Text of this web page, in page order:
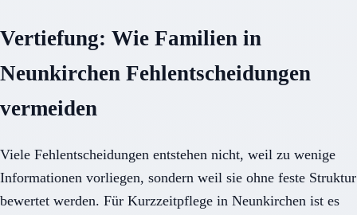
Vertiefung: Wie Familien in
Neunkirchen Fehlentscheidungen
vermeiden
Viele Fehlentscheidungen entstehen nicht, weil zu wenige
Informationen vorliegen, sondern weil sie ohne feste Struktur
bewertet werden. Für Kurzzeitpflege in Neunkirchen ist es